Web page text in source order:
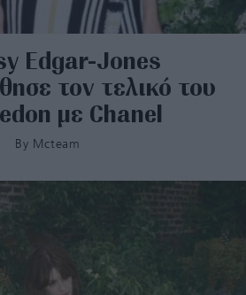
Edgar-Jones
τον τελικό του
με Chanel
By Mcteam